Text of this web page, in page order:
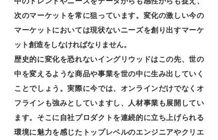
次のマーケットを常に狙っています。変化の激しい今の
マーケットにおいては現状ないニーズを創り出すマーケ
ット創造をしなければなりません。
歴史的に変化を恐れないイングリウッドはこの先、世の
中を変えるような商品や事業を世の中に生み出していく
ことでしょう。実際に今では、オンラインだけでなくオ
フラインも強みとしていますし、人材事業も展開してい
ます。そこに自社プロダクトを連続的に立ち上げられる
環境に魅力を感じたトップレベルのエンジニアやクリエ